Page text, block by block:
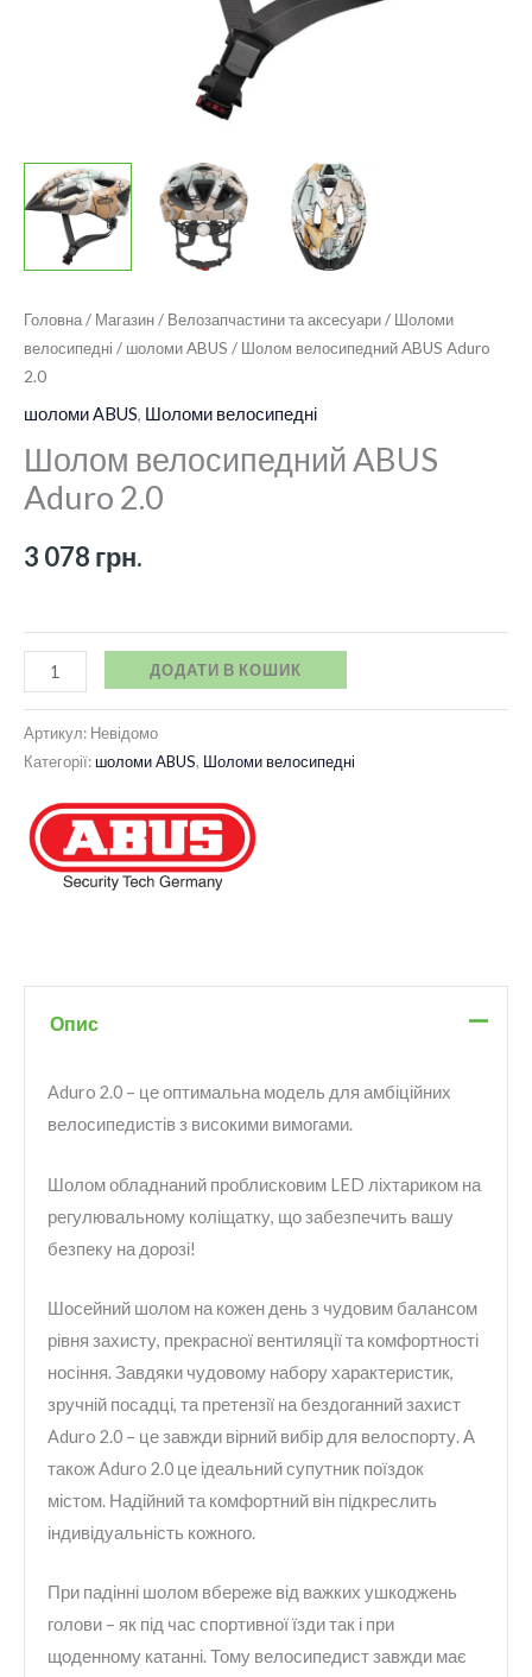
Головна/ Магазин/ Велозапчастини та аксесуари/ Шоломи
велосипедні / шоломи ABUS / Шолом велосипедний ABUS Aduro
2.0
шоломи ABUS, Шоломи велосипедні
Шолом велосипедний ABUS
Aduro 2.0
3 078 грн.
ДОДАТИ В КОШИК
Артикул: Невідомо
Категорії: шоломи ABUS, Шоломи велосипедні
Опис
Aduro 2.0 – це оптимальна модель для амбіційних
велосипедистів з високими вимогами.
Шолом обладнаний проблисковим LED ліхтариком на
регулювальному коліщатку, що забезпечить вашу
безпеку на дорозі!
Шосейний шолом на кожен день з чудовим балансом
рівня захисту, прекрасної вентиляції та комфортності
носіння. Завдяки чудовому набору характеристик,
зручній посадці, та претензії на бездоганний захист
Aduro 2.0 – це завжди вірний вибір для велоспорту. А
також Aduro 2.0 це ідеальний супутник поїздок
містом. Надійний та комфортний він підкреслить
індивідуальність кожного.
При падінні шолом вбереже від важких ушкоджень
голови – як під час спортивної їзди так і при
щоденному катанні. Тому велосипедист завжди має